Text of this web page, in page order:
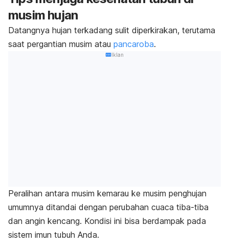
musim hujan
Datangnya hujan terkadang sulit diperkirakan, terutama
saat pergantian musim atau pancaroba.
Iklan
Peralihan antara musim kemarau ke musim penghujan
umumnya ditandai dengan perubahan cuaca tiba-tiba
dan angin kencang. Kondisi ini bisa berdampak pada
sistem imun tubuh Anda.